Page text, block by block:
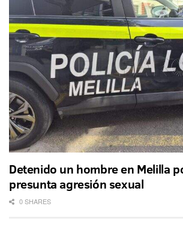
Detenido un hombre en Melilla
presunta agresión sexual
0 SHARES